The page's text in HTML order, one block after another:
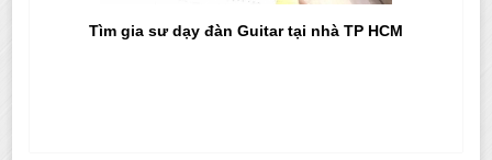
Tìm gia sư dạy đàn Guitar tại nhà TP HCM